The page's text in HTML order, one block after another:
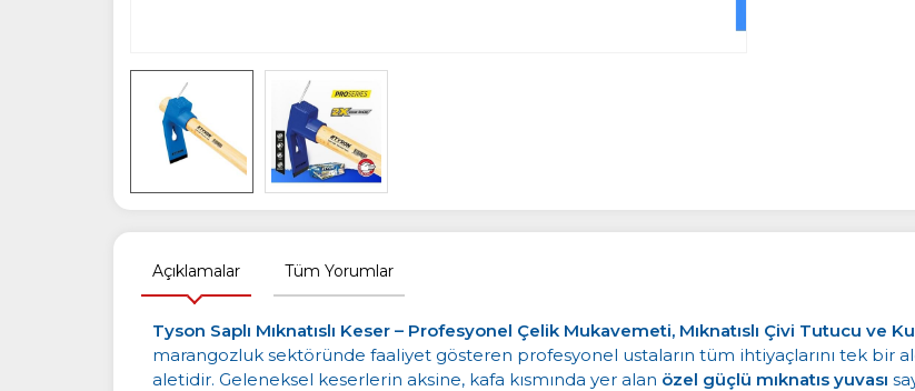
Açıklamalar Tüm Yorumlar
Tyson Saplı Mıknatıslı Keser – Profesyonel Çelik Mukavemeti, Mıknatıslı Çivi Tutucu ve
marangozluk sektöründe faaliyet gösteren profesyonel ustaların tüm ihtiyaçlarını tek bir
aletidir. Geleneksel keserlerin aksine, kafa kısmında yer alan özel güçlü mıknatıs yuvası